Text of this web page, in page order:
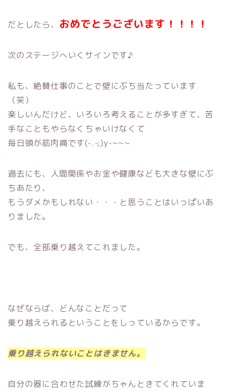
だとしたら、 おめでとうございます！！！！
次のステージへいくサインです♪
私も、絶賛仕事のことで壁にぶち当たっています
（笑）
楽しいんだけど、いろいろ考えることが多すぎて、苦
手なこともやらなくちゃいけなくて
毎日頭が筋肉痛です(-.-;)y-~~~
過去にも、人間関係やお金や健康なども大きな壁にぶ
ちあたり、
もうダメかもしれない・・・と思うことはいっぱいあ
りました。
でも、全部乗り越えてこれました。
なぜならば、どんなことだって
乗り越えられるということをしっているからです。
乗り越えられないことはきません。
自分の器に合わせた試練がちゃんときてくれていま